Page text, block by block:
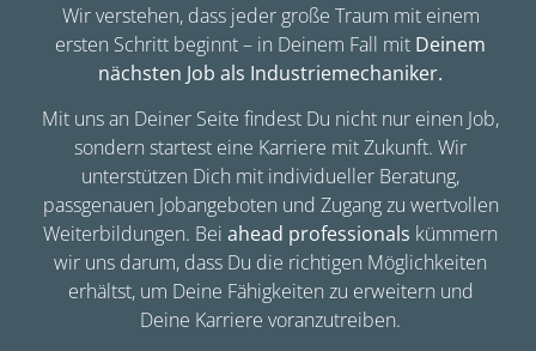
Wir verstehen, dass jeder große Traum mit einem
ersten Schritt beginnt – in Deinem Fall mit Deinem
nächsten Job als Industriemechaniker.
Mit uns an Deiner Seite findest Du nicht nur einen Job,
sondern startest eine Karriere mit Zukunft. Wir
unterstützen Dich mit individueller Beratung,
passgenauen Jobangeboten und Zugang zu wertvollen
Weiterbildungen. Bei ahead professionals kümmern
wir uns darum, dass Du die richtigen Möglichkeiten
erhältst, um Deine Fähigkeiten zu erweitern und
Deine Karriere voranzutreiben.